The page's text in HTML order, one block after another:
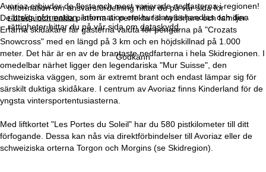
Information om ansvarsfördelning hittar du på vår sida för
rättslig information. Information om hur data behandlas och dina
rättigheter hittar du på vår sida omdataskydd.
Godkänn
Avoriaz erbjuder de flesta och mest varierade nedfarterna i regionen!
De breda och enkla pisterna är perfekta för nybörjare och familjer.
Erfarna skidåkare får gästerna valuta för pengarna på "Crozats
Snowcross" med en längd på 3 km och en höjdskillnad på 1.000
meter. Det här är en av de brantaste nedfarterna i hela Skidregionen. I
omedelbar närhet ligger den legendariska "Mur Suisse", den
schweiziska väggen, som är extremt brant och endast lämpar sig för
särskilt duktiga skidåkare. I centrum av Avoriaz finns Kinderland för de
yngsta vintersportentusiasterna.
Med liftkortet "Les Portes du Soleil" har du 580 pistkilometer till ditt
förfogande. Dessa kan nås via direktförbindelser till Avoriaz eller de
schweiziska orterna Torgon och Morgins (se Skidregion).